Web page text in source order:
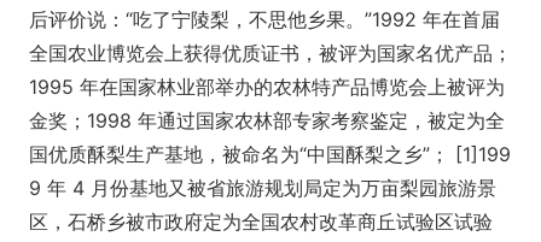
后评价说：“吃了宁陵梨，不思他乡果。”1992 年在首届
全国农业博览会上获得优质证书，被评为国家名优产品；
1995 年在国家林业部举办的农林特产品博览会上被评为
金奖；1998 年通过国家农林部专家考察鉴定，被定为全
国优质酥梨生产基地，被命名为“中国酥梨之乡”； [1]199
9 年 4 月份基地又被省旅游规划局定为万亩梨园旅游景
区，石桥乡被市政府定为全国农村改革商丘试验区试验